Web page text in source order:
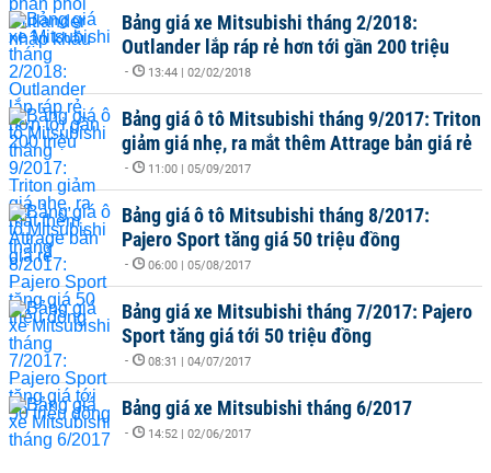
Bảng giá xe Mitsubishi tháng 2/2018:
Outlander lắp ráp rẻ hơn tới gần 200 triệu
- 13:44 | 02/02/2018
Bảng giá ô tô Mitsubishi tháng 9/2017: Triton
giảm giá nhẹ, ra mắt thêm Attrage bản giá rẻ
- 11:00 | 05/09/2017
Bảng giá ô tô Mitsubishi tháng 8/2017:
Pajero Sport tăng giá 50 triệu đồng
- 06:00 | 05/08/2017
Bảng giá xe Mitsubishi tháng 7/2017: Pajero
Sport tăng giá tới 50 triệu đồng
- 08:31 | 04/07/2017
Bảng giá xe Mitsubishi tháng 6/2017
- 14:52 | 02/06/2017